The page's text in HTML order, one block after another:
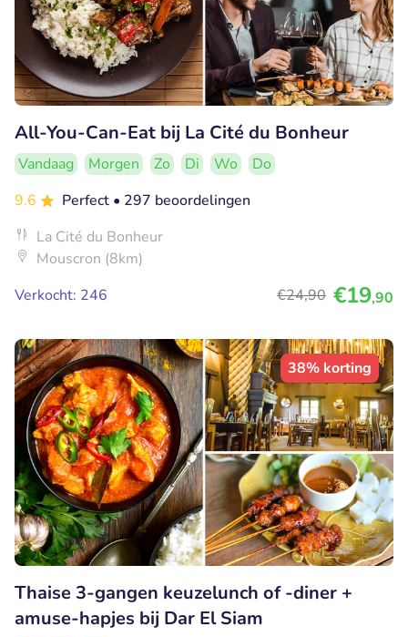
All-You-Can-Eat bij La Cité du Bonheur
Vandaag Morgen Zo Di Wo
Do
9.6
Perfect • 297 beoordelingen
La Cité du Bonheur
Mouscron (8km)
Verkocht: 246
€24,90 €19,90
38% korting
Thaise 3-gangen keuzelunch of -diner +
amuse-hapjes bij Dar El Siam